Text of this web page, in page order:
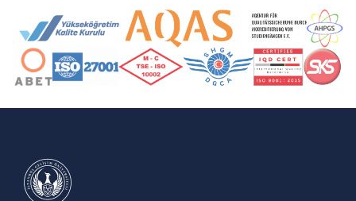
Akreditasyon ve Üyelik Logoları